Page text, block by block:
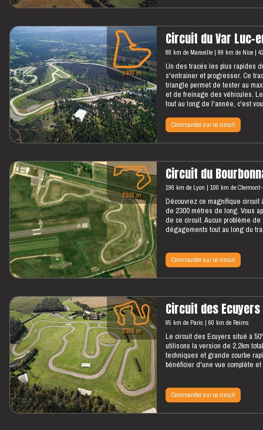
Circuit du Var Luc-
2400 m
88 km de Marseille 99 km de Nice
Un des tracés les plus rapides
s'entrainer et progresser. Ce
triangle permet de tester au
et de freinage des véhicules.
tout au long de l'année, c'est
Commander sur ce circuit
Circuit du
2300 m
190 km de Lyon 100 km de
Découvrez ce magnifique
de 2300 mètres de long. Vous
de ce circuit. Aucun problème
dégagements tout au long du
Commander sur ce circuit
Circuit des Ecuyers
2300 m
95 km de Paris 60 km de Reims
Le circuit des Ecuyers situé à
utilisons la version de 2,2km
techniques et grande courbe
bénéficier d'une vue complète
Commander sur ce circuit